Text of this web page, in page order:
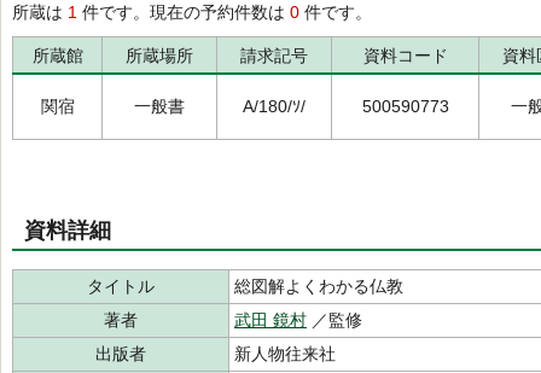
所蔵は 1 件です。現在の予約件数は 0 件です。
所蔵館 所蔵場所 請求記号 資料コード 資料
関宿 一般書 A/180/ｿ/ 500590773 一
資料詳細
タイトル
総図解よくわかる仏教
著者
武田 鏡村 ／監修
出版者
新人物往来社